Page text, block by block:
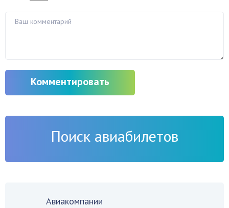
Комментировать
Поиск авиабилетов
Авиакомпании